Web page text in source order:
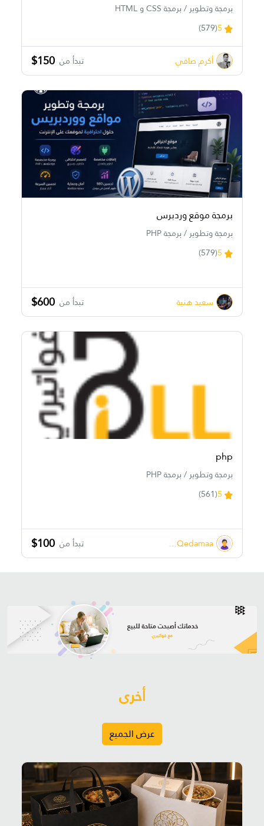
برمجة وتطوير / برمجة CSS و HTML
5
(579)
أكرم صافي تبدأ من $150
برمجة موقع وردبرس
برمجة وتطوير / برمجة PHP
5
(579)
سعيد هنية تبدأ من $600
php
برمجة وتطوير / برمجة PHP
5
(561)
aMohammed D. Abu Qedamaa تبدأ من $100
أخرى
عرض الجميع